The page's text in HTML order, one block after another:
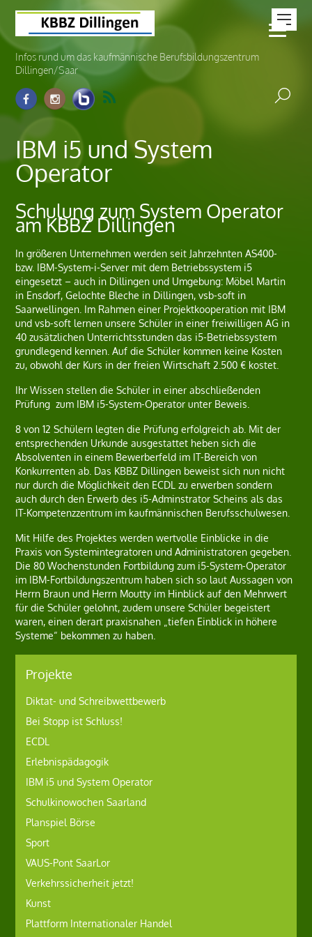
Infos rund um das kaufmännische Berufsbildungszentrum
Dillingen/Saar
IBM i5 und System
Operator
Schulung zum System Operator
am KBBZ Dillingen
In größeren Unternehmen werden seit Jahrzehnten AS400-
bzw. IBM-System-i-Server mit dem Betriebssystem i5
eingesetzt – auch in Dillingen und Umgebung: Möbel Martin
in Ensdorf, Gelochte Bleche in Dillingen, vsb-soft in
Saarwellingen. Im Rahmen einer Projektkooperation mit IBM
und vsb-soft lernen unsere Schüler in einer freiwilligen AG in
40 zusätzlichen Unterrichtsstunden das i5-Betriebssystem
grundlegend kennen. Auf die Schüler kommen keine Kosten
zu, obwohl der Kurs in der freien Wirtschaft 2.500 € kostet.
Ihr Wissen stellen die Schüler in einer abschließenden
Prüfung zum IBM i5-System-Operator unter Beweis.
8 von 12 Schülern legten die Prüfung erfolgreich ab. Mit der
entsprechenden Urkunde ausgestattet heben sich die
Absolventen in einem Bewerberfeld im IT-Bereich von
Konkurrenten ab. Das KBBZ Dillingen beweist sich nun nicht
nur durch die Möglichkeit den ECDL zu erwerben sondern
auch durch den Erwerb des i5-Adminstrator Scheins als das
IT-Kompetenzzentrum im kaufmännischen Berufsschulwesen.
Mit Hilfe des Projektes werden wertvolle Einblicke in die
Praxis von Systemintegratoren und Administratoren gegeben.
Die 80 Wochenstunden Fortbildung zum i5-System-Operator
im IBM-Fortbildungszentrum haben sich so laut Aussagen von
Herrn Braun und Herrn Moutty im Hinblick auf den Mehrwert
für die Schüler gelohnt, zudem unsere Schüler begeistert
waren, einen derart praxisnahen „tiefen Einblick in höhere
Systeme“ bekommen zu haben.
Projekte
Diktat- und Schreibwettbewerb
Bei Stopp ist Schluss!
ECDL
Erlebnispädagogik
IBM i5 und System Operator
Schulkinowochen Saarland
Planspiel Börse
Sport
VAUS-Pont SaarLor
Verkehrssicherheit jetzt!
Kunst
Plattform Internationaler Handel